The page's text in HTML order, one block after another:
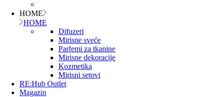
HOME
HOME
Difuzeri
Mirisne sveće
Parfemi za tkanine
Mirisne dekoracije
Kozmetika
Mirisni setovi
RE:Hub Outlet
Magazin